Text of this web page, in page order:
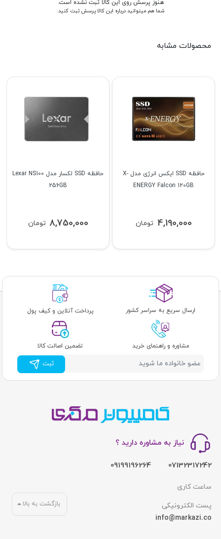
هنوز پرسش روی این کالا ثبت نشده است.
شما هم میتوانید درباره این کالا پرسش ثبت کنید.
محصولات مشابه
حافظه SSD لکسار مدل Lexar NS100
256GB
تومان 8,750,000
حافظه SSD ایکس انرژی مدل X-
ENERGY Falcon 120GB
تومان 4,190,000
ارسال سریع به سراسر کشور پرداخت آنلاین و کیف پول
مشاوره و راهنمای خرید تضمین اصالت کالا
ثبت
نیاز به مشاوره دارید ؟
07132317242
09199196264
ساعت کاری
پست الکترونیکی
info@markazi.co
بازگشت به بالا